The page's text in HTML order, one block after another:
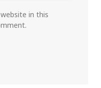
in this